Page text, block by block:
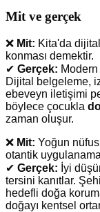
Mit ve gerçek
❌ Mit: Kita'da
konması demektir.
✔ Gerçek:
Dijital belgeleme,
ebeveyn iletişimi
böylece çocukla
zaman oluşur.
❌ Mit: Yoğun
otantik
✔ Gerçek: İyi
tersini kanıtlar.
hedefli doğa
doğayı kentsel